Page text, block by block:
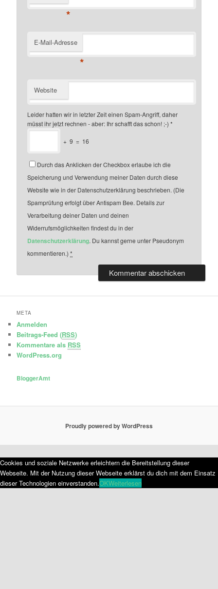
*
E-Mail-Adresse
*
Website
Leider hatten wir in letzter Zeit einen Spam-Angriff, daher
müsst ihr jetzt rechnen - aber: Ihr schafft das schon! ;-) *
+ 9 = 16
Durch das Anklicken der Checkbox erlaube ich die
Speicherung und Verwendung meiner Daten durch diese
Website wie in der Datenschutzerklärung beschrieben. (Die
Spamprüfung erfolgt über Antispam Bee. Details zur
Verarbeitung deiner Daten und deinen
Widerrufsmöglichkeiten findest du in der
Datenschutzerklärung. Du kannst gerne unter Pseudonym
kommentieren.)*
META
Anmelden
Beitrags-Feed (RSS)
Kommentare als RSS
WordPress.org
BloggerAmt
Proudly powered by WordPress
Cookies und soziale Netzwerke erleichtern die Bereitstellung dieser
Webseite. Mit der Nutzung dieser Webseite erklärst du dich mit dem Einsatz
dieser Technologien einverstanden.OKWeiterlesen